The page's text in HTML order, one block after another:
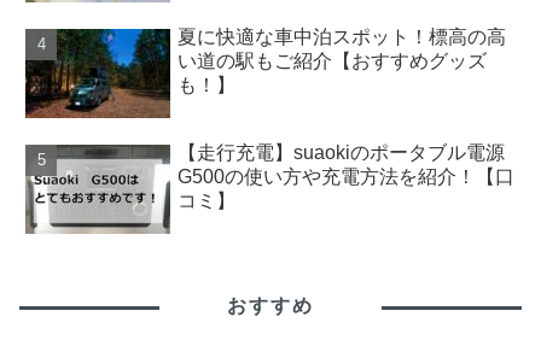
夏に快適な車中泊スポット！標高の高
い道の駅もご紹介【おすすめグッズ
も！】
【走行充電】suaokiのポータブル電源
G500の使い方や充電方法を紹介！【口
コミ】
おすすめ